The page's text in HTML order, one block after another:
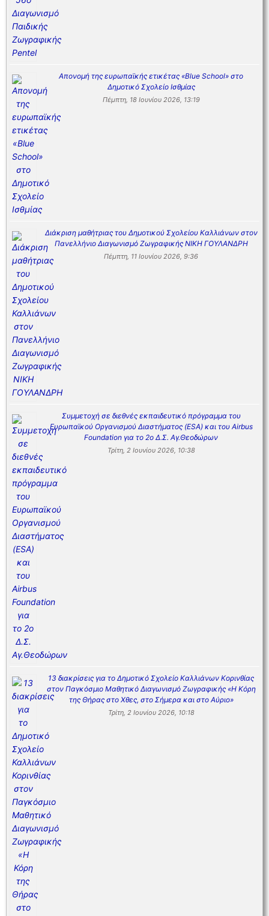
Απονομή της ευρωπαϊκής ετικέτας «Blue School» στο
Δημοτικό Σχολείο Ισθμίας
Πέμπτη, 18 Ιουνίου 2026, 13:19
Διάκριση μαθήτριας του Δημοτικού Σχολείου Καλλιάνων στον
Πανελλήνιο Διαγωνισμό Ζωγραφικής ΝΙΚΗ ΓΟΥΛΑΝΔΡΗ
Πέμπτη, 11 Ιουνίου 2026, 9:36
Συμμετοχή σε διεθνές εκπαιδευτικό πρόγραμμα του
Ευρωπαϊκού Οργανισμού Διαστήματος (ESA) και του Airbus
Foundation για το 2ο Δ.Σ. Αγ.Θεοδώρων
Τρίτη, 2 Ιουνίου 2026, 10:38
13 διακρίσεις για το Δημοτικό Σχολείο Καλλιάνων Κορινθίας
στον Παγκόσμιο Μαθητικό Διαγωνισμό Ζωγραφικής «Η Κόρη
της Θήρας στο Χθες, στο Σήμερα και στο Αύριο»
Τρίτη, 2 Ιουνίου 2026, 10:18